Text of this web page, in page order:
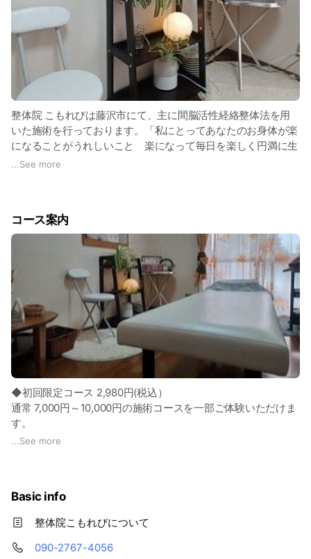
整体院 こもれびは藤沢市にて、主に間脳活性経絡整体法を用
いた施術を行っております。「私にとってあなたのお身体が楽
になることがうれしいこと 楽になって毎日を楽しく円満に生
きていくために」をモットーに、現在抱えているお身体のお悩
ております。
...See more
コース案内
◆初回限定コース 2,980円(税込）
通常 7,000円～10,000円の施術コースを一部ご体験いただけま
す。
◆改善コース 80分 10,000円 (税込)
特に痛みや不調が気になる所を重点的に施術し、細かな部分、
気づかない不調な所も調整していきます。
...See more
Basic info
整体院こもれびについて
090-2767-4056